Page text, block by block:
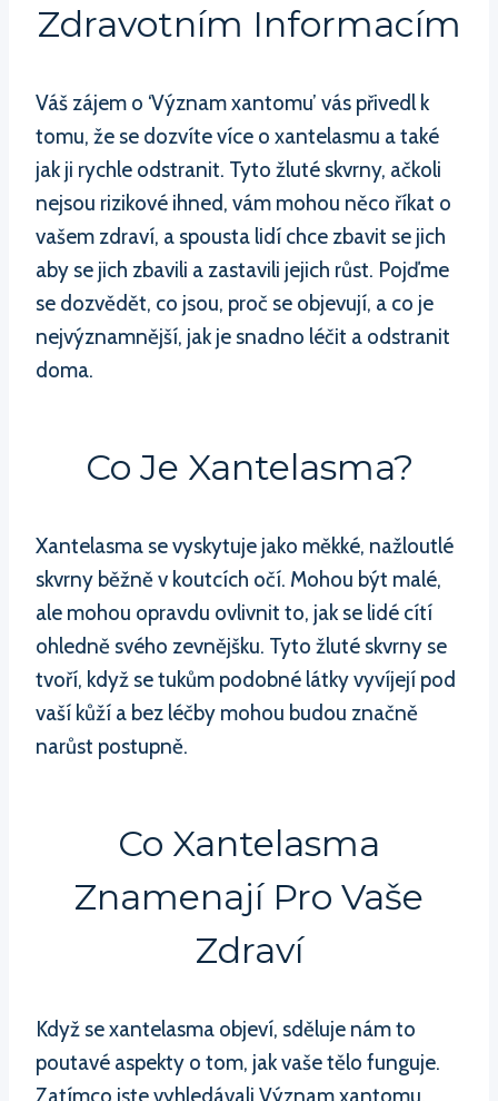
Zdravotním Informacím
Váš zájem o ‘Význam xantomu’ vás přivedl k
tomu, že se dozvíte více o xantelasmu a také
jak ji rychle odstranit. Tyto žluté skvrny, ačkoli
nejsou rizikové ihned, vám mohou něco říkat o
vašem zdraví, a spousta lidí chce zbavit se jich
aby se jich zbavili a zastavili jejich růst. Pojďme
se dozvědět, co jsou, proč se objevují, a co je
nejvýznamnější, jak je snadno léčit a odstranit
doma.
Co Je Xantelasma?
Xantelasma se vyskytuje jako měkké, nažloutlé
skvrny běžně v koutcích očí. Mohou být malé,
ale mohou opravdu ovlivnit to, jak se lidé cítí
ohledně svého zevnějšku. Tyto žluté skvrny se
tvoří, když se tukům podobné látky vyvíjejí pod
vaší kůží a bez léčby mohou budou značně
narůst postupně.
Co Xantelasma
Znamenají Pro Vaše
Zdraví
Když se xantelasma objeví, sděluje nám to
poutavé aspekty o tom, jak vaše tělo funguje.
Zatímco jste vyhledávali Význam xantomu,